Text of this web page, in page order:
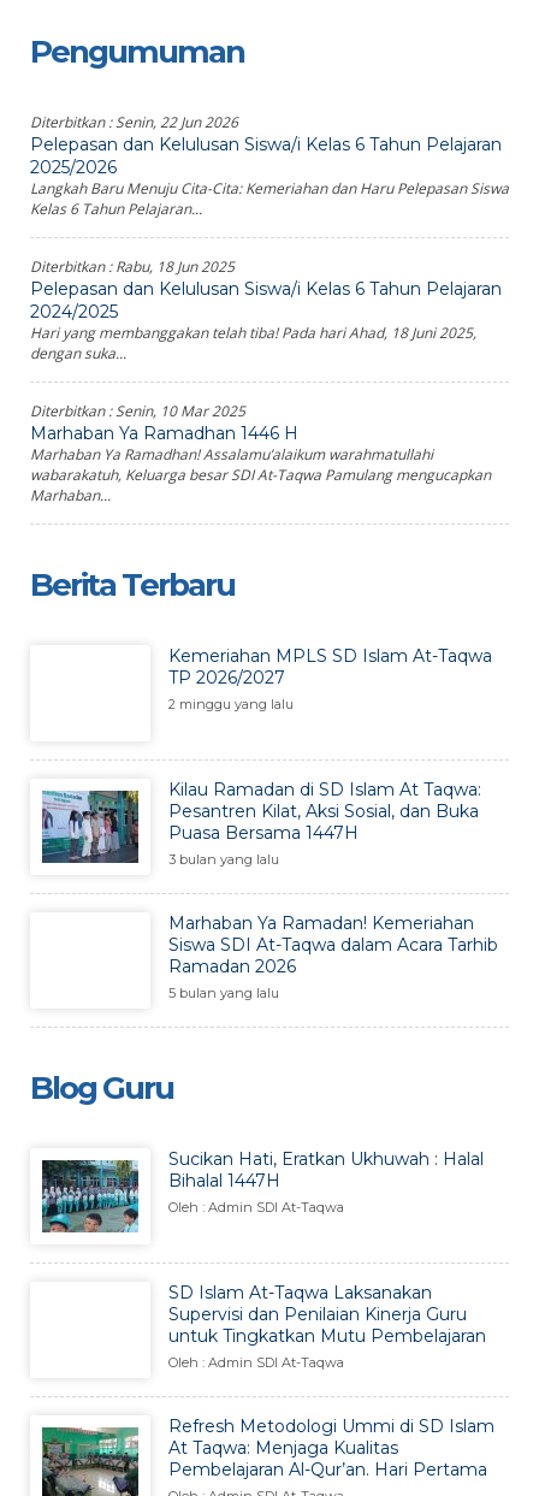
Pengumuman
Diterbitkan :Senin, 22 Jun 2026
Pelepasan dan Kelulusan Siswa/i Kelas 6 Tahun Pelajaran
2025/2026
Langkah Baru Menuju Cita-Cita: Kemeriahan dan Haru Pelepasan Siswa
Kelas 6 Tahun Pelajaran...
Diterbitkan :Rabu, 18 Jun 2025
Pelepasan dan Kelulusan Siswa/i Kelas 6 Tahun Pelajaran
2024/2025
Hari yang membanggakan telah tiba! Pada hari Ahad, 18 Juni 2025,
dengan suka...
Diterbitkan :Senin, 10 Mar 2025
Marhaban Ya Ramadhan 1446 H
Marhaban Ya Ramadhan! Assalamu’alaikum warahmatullahi
wabarakatuh, Keluarga besar SDI At-Taqwa Pamulang mengucapkan
Marhaban...
Berita Terbaru
Kemeriahan MPLS SD Islam At-Taqwa
TP 2026/2027
2 minggu yang lalu
Kilau Ramadan di SD Islam At Taqwa:
Pesantren Kilat, Aksi Sosial, dan Buka
Puasa Bersama 1447H
3 bulan yang lalu
Marhaban Ya Ramadan! Kemeriahan
Siswa SDI At-Taqwa dalam Acara Tarhib
Ramadan 2026
5 bulan yang lalu
Blog Guru
Sucikan Hati, Eratkan Ukhuwah : Halal
Bihalal 1447H
Oleh : Admin SDI At-Taqwa
SD Islam At-Taqwa Laksanakan
Supervisi dan Penilaian Kinerja Guru
untuk Tingkatkan Mutu Pembelajaran
Oleh : Admin SDI At-Taqwa
Refresh Metodologi Ummi di SD Islam
At Taqwa: Menjaga Kualitas
Pembelajaran Al-Qur’an. Hari Pertama